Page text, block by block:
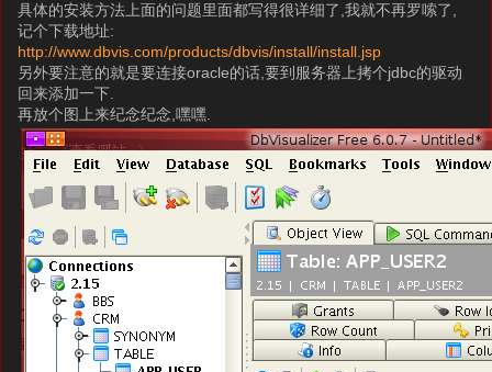
具体的安装方法上面的问题里面都写得很详细了,我就不再罗嗦了,
记个下载地址:
http://www.dbvis.com/products/dbvis/install/install.jsp
另外要注意的就是要连接oracle的话,要到服务器上拷个jdbc的驱动
回来添加一下.
再放个图上来纪念纪念,嘿嘿.